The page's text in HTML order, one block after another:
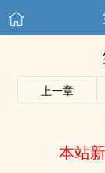
上一章
本站